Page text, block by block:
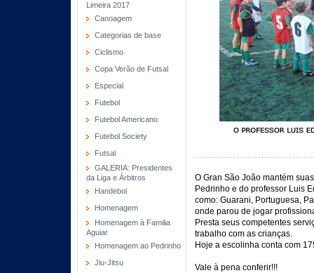
Limeira 2017
Canoagem
Categorias de base
Ciclismo
Copa Verão de Futsal
Especial
Futebol
Futebol Americano
Futebol Society
Futsal
GALERIA: Presidentes
da Liga e Árbitros
Handebol
Homenagem
Homenagem à Familia
Aguiar
Homenagem ao Pedrinho
Jiu-Jitsu
O Gran São João mantém
Pedrinho e do professor Luis
como: Guarani, Portuguesa,
onde parou de jogar
Presta seus competentes
trabalho com as crianças.
Hoje a escolinha conta com
Vale à pena conferir!!!